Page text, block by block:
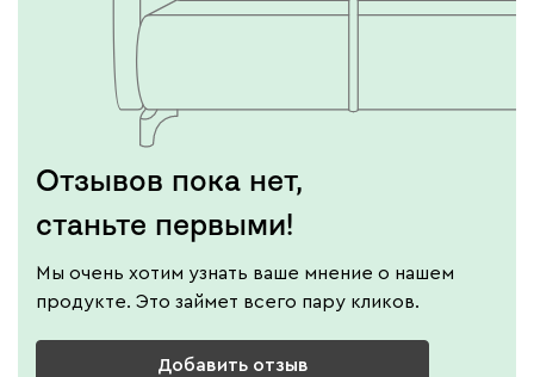
Клэй
Букле
Отзывов пока нет,
станьте первыми!
Мы очень хотим узнать ваше мнение о нашем
продукте. Это займет всего пару кликов.
Добавить отзыв